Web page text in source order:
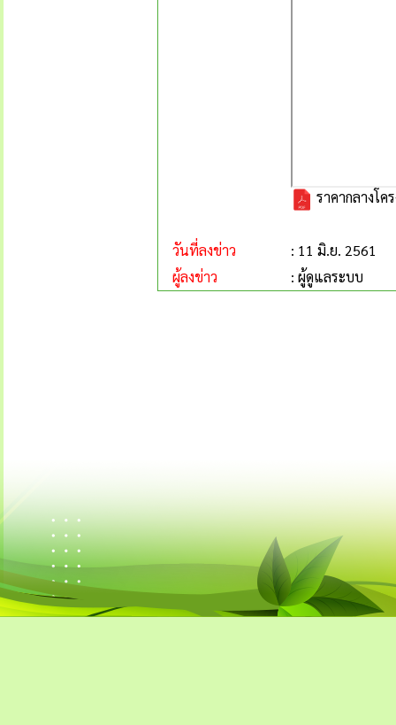
ราคากลางโ
วันที่ลงข่าว
: 11 มิ.ย. 2561
ผู้ลงข่าว
: ผู้ดูแลระบบ